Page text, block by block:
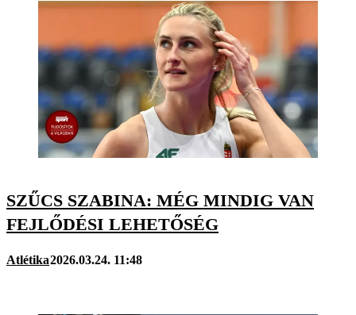
SZŰCS SZABINA: MÉG MINDIG VAN
FEJLŐDÉSI LEHETŐSÉG
Atlétika2026.03.24. 11:48